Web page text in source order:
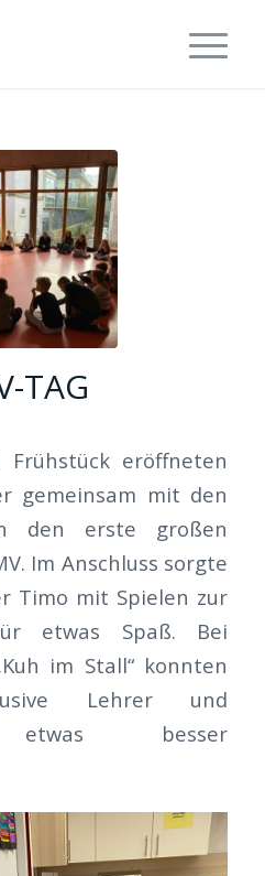
TAG
eröffneten
gemeinsam mit den
den erste großen
Im Anschluss sorgte
Timo mit Spielen zur
etwas Spaß. Bei
im Stall“ konnten
Lehrer und
etwas besser